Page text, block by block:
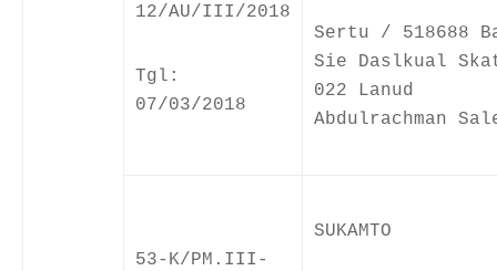
12/AU/III/2018
Tgl:
07/03/2018
Sertu / 518688
Sie Daslkual
022 Lanud
Abdulrachman
53-K/PM.III-
SUKAMTO